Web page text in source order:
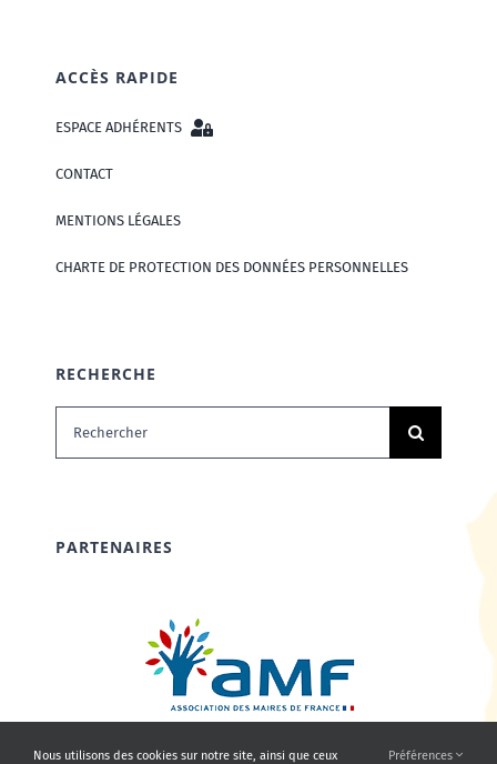
ACCÈS RAPIDE
ESPACE ADHÉRENTS
CONTACT
MENTIONS LÉGALES
CHARTE DE PROTECTION DES DONNÉES PERSONNELLES
RECHERCHE
Rechercher:
PARTENAIRES
Nous utilisons des cookies sur notre site, ainsi que ceux Préférences